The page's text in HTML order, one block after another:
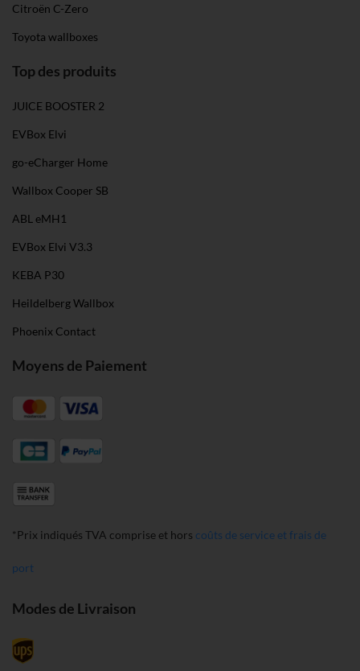
Citroën C-Zero
Toyota wallboxes
Top des produits
JUICE BOOSTER 2
EVBox Elvi
go-eCharger Home
Wallbox Cooper SB
ABL eMH1
EVBox Elvi V3.3
KEBA P30
Heildelberg Wallbox
Phoenix Contact
Moyens de Paiement
*Prix indiqués TVA comprise et hors coûts de service et frais de
port
Modes de Livraison